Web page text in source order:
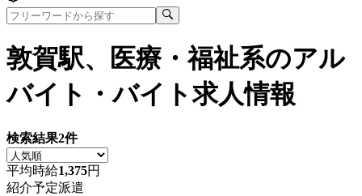
敦賀駅、医療・福祉系のアル
バイト・バイト求人情報
検索結果2件
平均時給1,375円
紹介予定派遣